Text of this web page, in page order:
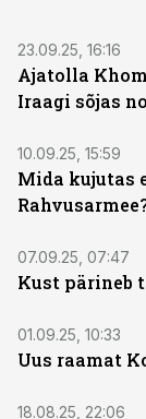
23.09.25, 16:16
Ajatolla
Iraagi sõjas
10.09.25, 15:59
Mida kujutas
07.09.25, 07:47
Kust pärineb
01.09.25, 10:33
Uus raamat
18.08.25, 22:06